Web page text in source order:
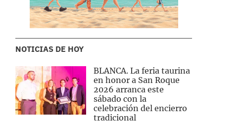
NOTICIAS DE HOY
BLANCA. La feria taurina
en honor a San Roque
2026 arranca este
sábado con la
celebración del encierro
tradicional